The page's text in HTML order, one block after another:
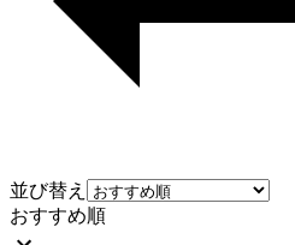
並び替え
おすすめ順